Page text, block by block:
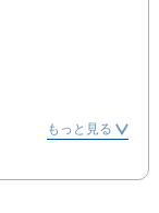
もっと見る